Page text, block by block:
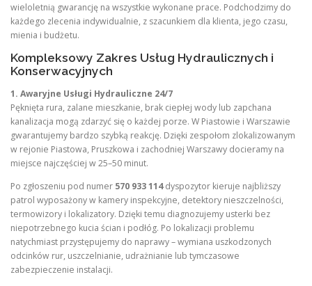
wieloletnią gwarancję na wszystkie wykonane prace. Podchodzimy do
każdego zlecenia indywidualnie, z szacunkiem dla klienta, jego czasu,
mienia i budżetu.
Kompleksowy Zakres Usług Hydraulicznych i
Konserwacyjnych
1. Awaryjne Usługi Hydrauliczne 24/7
Pęknięta rura, zalane mieszkanie, brak ciepłej wody lub zapchana
kanalizacja mogą zdarzyć się o każdej porze. W Piastowie i Warszawie
gwarantujemy bardzo szybką reakcję. Dzięki zespołom zlokalizowanym
w rejonie Piastowa, Pruszkowa i zachodniej Warszawy docieramy na
miejsce najczęściej w 25–50 minut.
Po zgłoszeniu pod numer 570 933 114dyspozytor kieruje najbliższy
patrol wyposażony w kamery inspekcyjne, detektory nieszczelności,
termowizory i lokalizatory. Dzięki temu diagnozujemy usterki bez
niepotrzebnego kucia ścian i podłóg. Po lokalizacji problemu
natychmiast przystępujemy do naprawy – wymiana uszkodzonych
odcinków rur, uszczelnianie, udrażnianie lub tymczasowe
zabezpieczenie instalacji.